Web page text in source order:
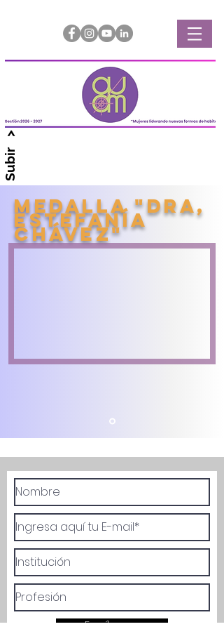
Subir >
Medalla "dra,
Estefanía
chávez"
Escríbenos